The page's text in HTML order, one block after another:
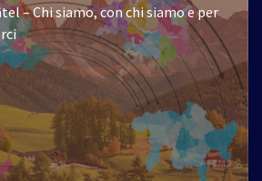
– Chi siamo, con chi siamo e per